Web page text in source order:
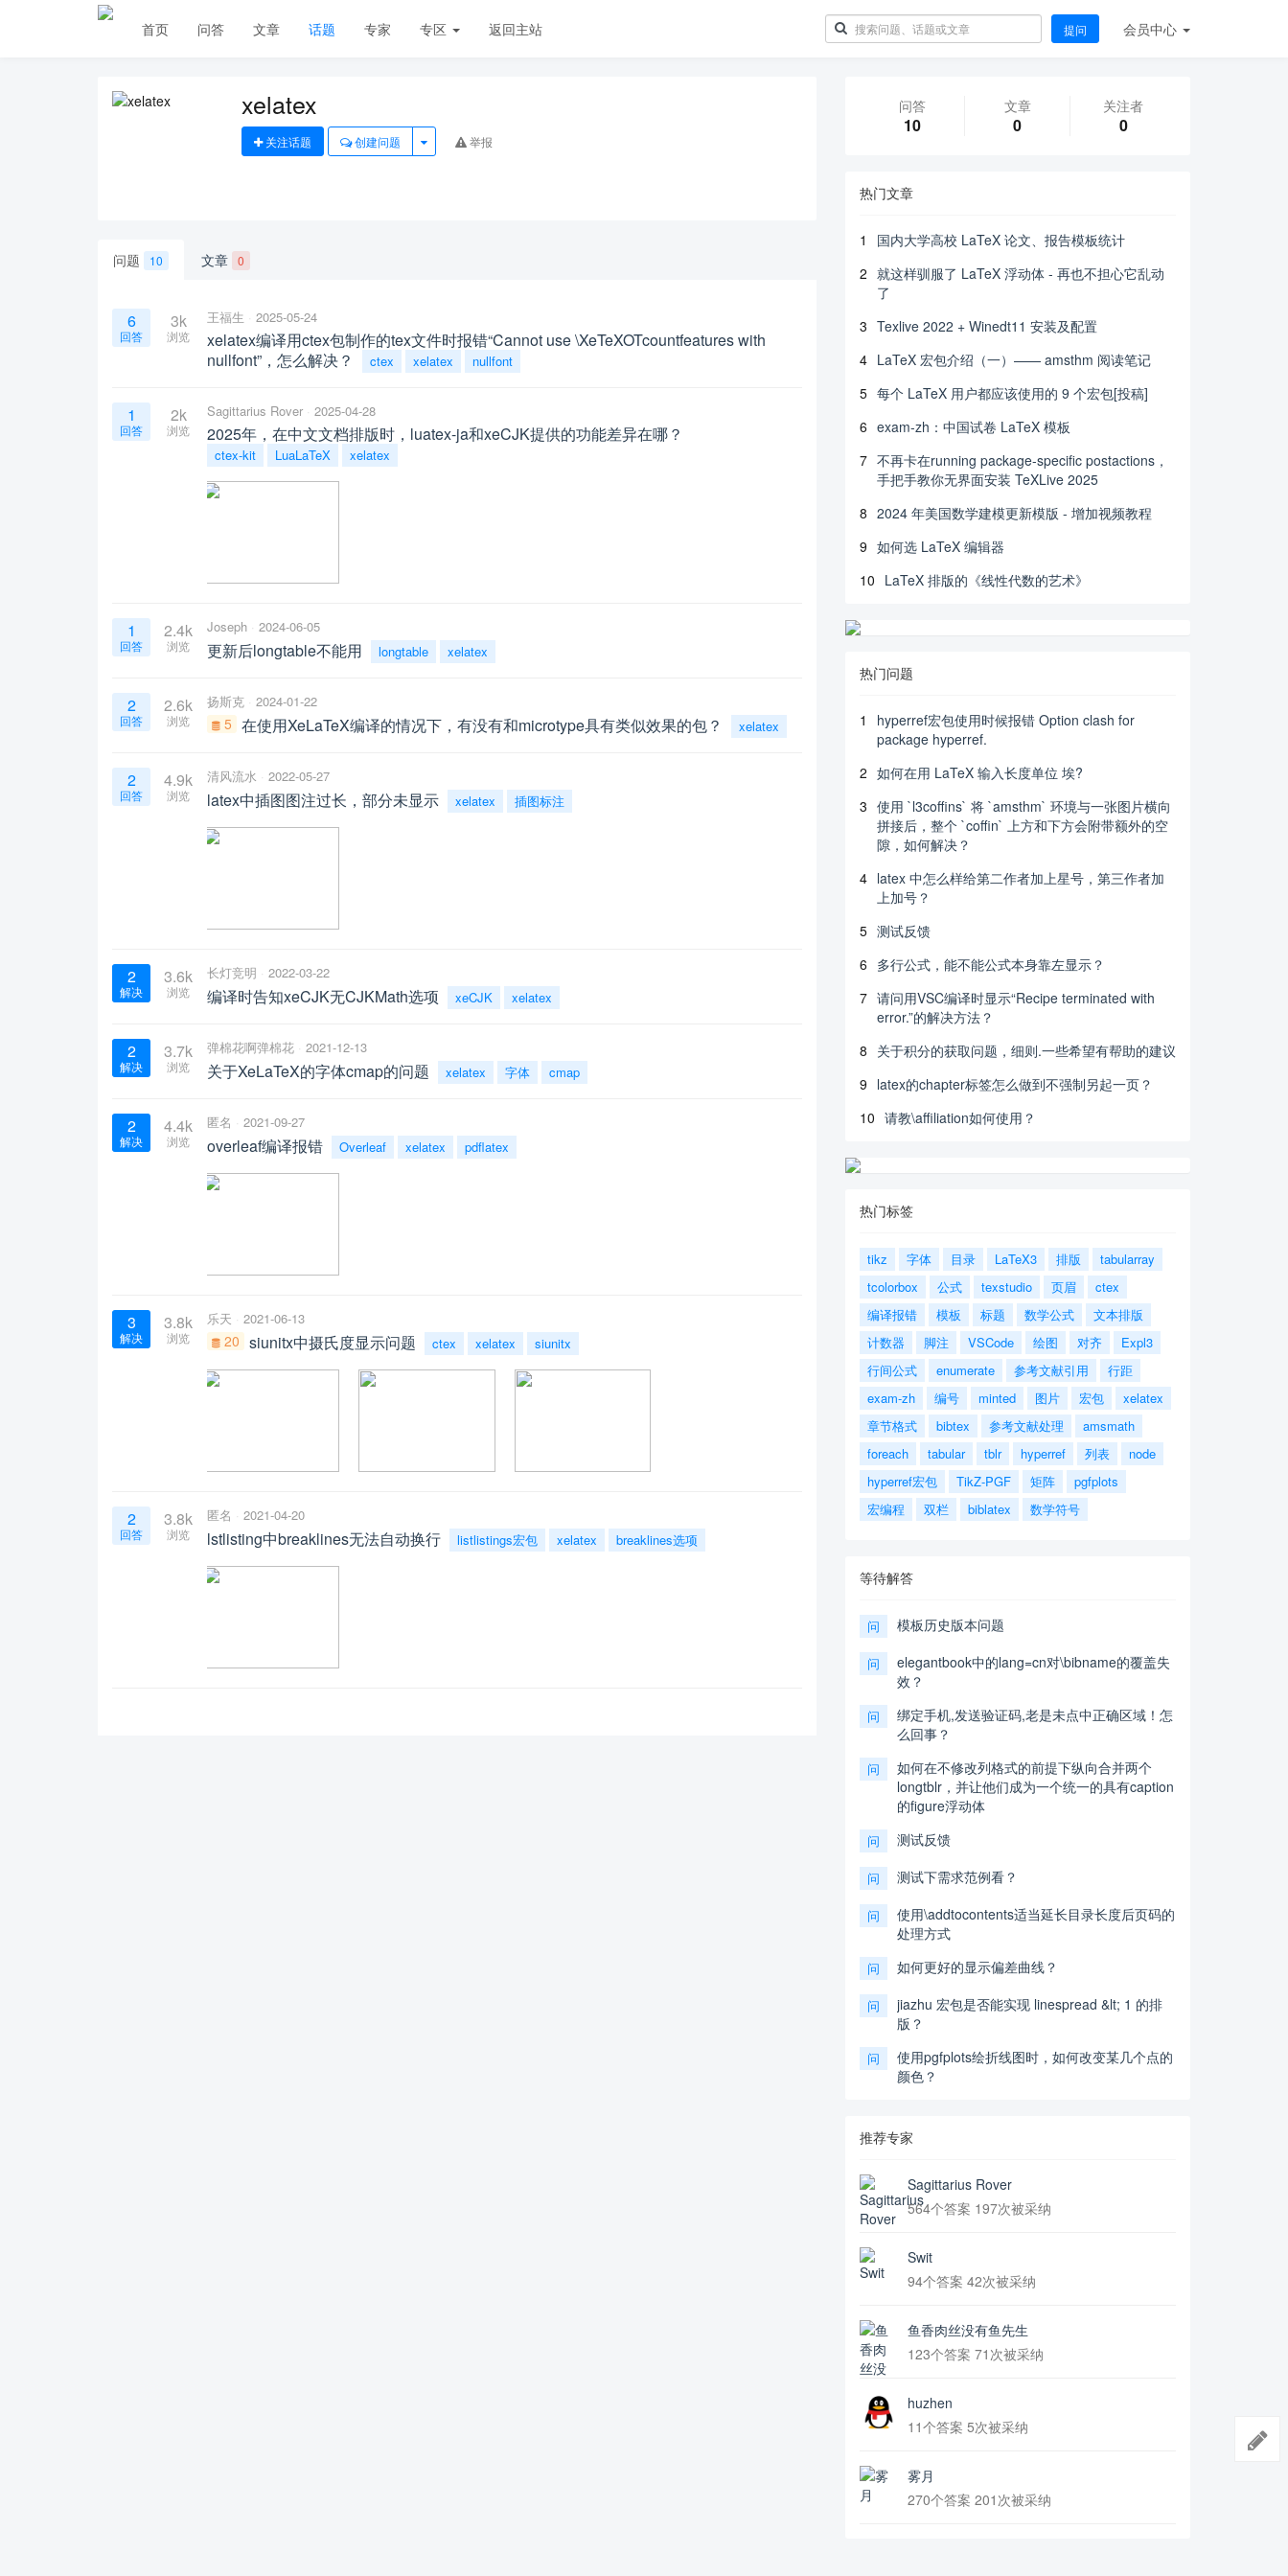
首页 问答 文章 话题 专家 专区 返回主站 提问 会员中心
xelatex
关注话题 创建问题 举报
问题 10 文章 0
6
回答
3k
浏览
王福生 2025-05-24
xelatex编译用ctex包制作的tex文件时报错“Cannot use \XeTeXOTcountfeatures with
nullfont”，怎么解决？
ctex xelatex nullfont
1
回答
2k
浏览
Sagittarius Rover 2025-04-28
2025年，在中文文档排版时，luatex-ja和xeCJK提供的功能差异在哪？
ctex-kit LuaLaTeX xelatex
1
回答
2.4k
浏览
Joseph 2024-06-05
更新后longtable不能用 longtable xelatex
2
回答
2.6k
浏览
扬斯克 2024-01-22
5 在使用XeLaTeX编译的情况下，有没有和microtype具有类似效果的包？ xelatex
2
回答
4.9k
浏览
清风流水 2022-05-27
latex中插图图注过长，部分未显示 xelatex 插图标注
2
解决
3.6k
浏览
长灯竞明 2022-03-22
编译时告知xeCJK无CJKMath选项 xeCJK xelatex
2
解决
3.7k
浏览
弹棉花啊弹棉花 2021-12-13
关于XeLaTeX的字体cmap的问题 xelatex 字体 cmap
2
解决
4.4k
浏览
匿名 2021-09-27
overleaf编译报错 Overleaf xelatex pdflatex
3
解决
3.8k
浏览
乐天 2021-06-13
20 siunitx中摄氏度显示问题 ctex xelatex siunitx
2
回答
3.8k
浏览
匿名 2021-04-20
lstlisting中breaklines无法自动换行 listlistings宏包 xelatex breaklines选项
问答
10
文章
0
关注者
0
热门文章
1
国内大学高校 LaTeX 论文、报告模板统计
2 就这样驯服了 LaTeX 浮动体 - 再也不担心它乱动
了
3 Texlive 2022 + Winedt11 安装及配置
4 LaTeX 宏包介绍（一）—— amsthm 阅读笔记
5 每个 LaTeX 用户都应该使用的 9 个宏包[投稿]
6 exam-zh：中国试卷 LaTeX 模板
7 不再卡在running package-specific postactions，
手把手教你无界面安装 TeXLive 2025
8 2024 年美国数学建模更新模版 - 增加视频教程
9 如何选 LaTeX 编辑器
10 LaTeX 排版的《线性代数的艺术》
热门问题
1
hyperref宏包使用时候报错 Option clash for
package hyperref.
2 如何在用 LaTeX 输入长度单位 埃?
3 使用 `l3coffins` 将 `amsthm` 环境与一张图片横向
拼接后，整个 `coffin` 上方和下方会附带额外的空
隙，如何解决？
4 latex 中怎么样给第二作者加上星号，第三作者加
上加号？
5 测试反馈
6 多行公式，能不能公式本身靠左显示？
7 请问用VSC编译时显示“Recipe terminated with
error.”的解决方法？
8 关于积分的获取问题，细则.一些希望有帮助的建议
9 latex的chapter标签怎么做到不强制另起一页？
10 请教\affiliation如何使用？
热门标签
tikz 字体 目录 LaTeX3 排版
tabularray
tcolorbox
公式 texstudio 页眉
ctex
编译报错
模板 标题 数学公式
文本排版
计数器
脚注 VSCode 绘图 对齐
Expl3
行间公式
enumerate 参考文献引用
行距
exam-zh
编号 minted 图片 宏包
xelatex
章节格式
bibtex 参考文献处理
amsmath
foreach
tabular tblr hyperref 列表
node
hyperref宏包
TikZ-PGF 矩阵
pgfplots
宏编程
双栏 biblatex 数学符号
等待解答
问 模板历史版本问题
问
elegantbook中的lang=cn对\bibname的覆盖失
效？
问
绑定手机,发送验证码,老是未点中正确区域！怎
么回事？
问
如何在不修改列格式的前提下纵向合并两个
longtblr，并让他们成为一个统一的具有caption
的figure浮动体
问 测试反馈
问 测试下需求范例看？
问
使用\addtocontents适当延长目录长度后页码的
处理方式
问 如何更好的显示偏差曲线？
问
jiazhu 宏包是否能实现 linespread &lt; 1 的排
版？
问
使用pgfplots绘折线图时，如何改变某几个点的
颜色？
推荐专家
Sagittarius Rover
564个答案 197次被采纳
Swit
94个答案 42次被采纳
鱼香肉丝没有鱼先生
123个答案 71次被采纳
huzhen
11个答案 5次被采纳
雾月
270个答案 201次被采纳